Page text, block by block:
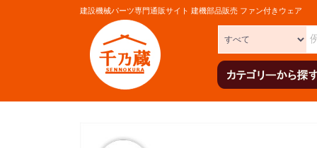
建設機械パーツ専門通販サイト 建機部品販売 ファン付きウェア